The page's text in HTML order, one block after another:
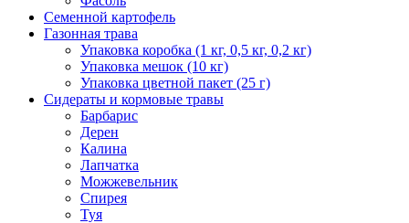
Семенной картофель
Газонная трава
Упаковка коробка (1 кг, 0,5 кг, 0,2 кг)
Упаковка мешок (10 кг)
Упаковка цветной пакет (25 г)
Сидераты и кормовые травы
Барбарис
Дерен
Калина
Лапчатка
Можжевельник
Спирея
Туя